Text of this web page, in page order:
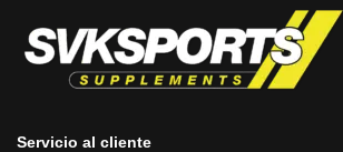
Servicio al cliente